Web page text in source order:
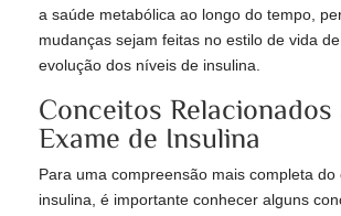
a saúde metabólica ao longo do tempo,
mudanças sejam feitas no estilo de vida
evolução dos níveis de insulina.
Conceitos Relacionados
Exame de Insulina
Para uma compreensão mais completa do
insulina, é importante conhecer alguns